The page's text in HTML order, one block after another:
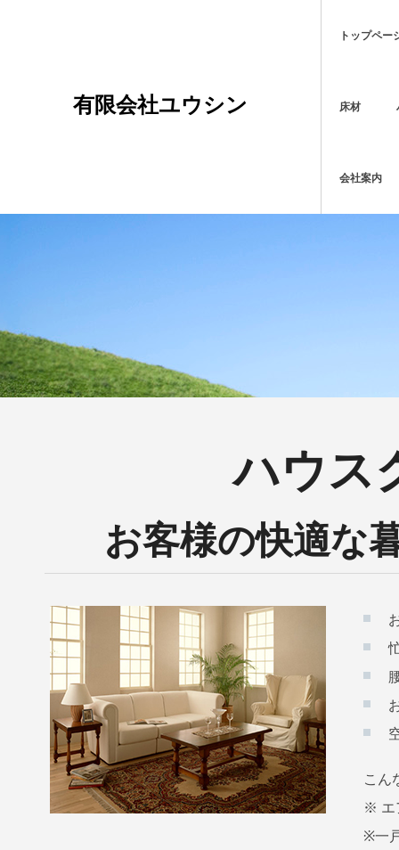
有限会社ユウシン
トップペー
床材
会社案内
ハウス
お客様の快適な
こん
※ エ
※一